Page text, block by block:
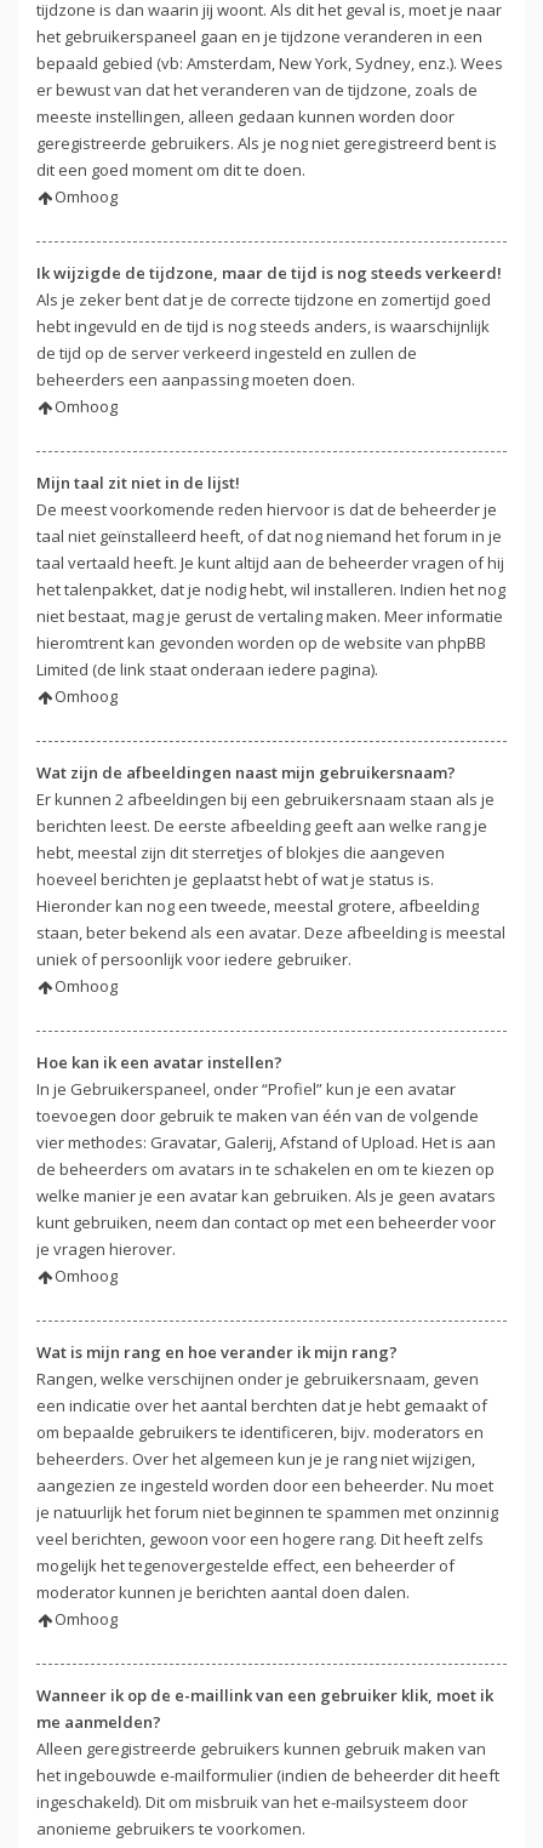
tijdzone is dan waarin jij woont. Als dit het geval is, moet je naar
het gebruikerspaneel gaan en je tijdzone veranderen in een
bepaald gebied (vb: Amsterdam, New York, Sydney, enz.). Wees
er bewust van dat het veranderen van de tijdzone, zoals de
meeste instellingen, alleen gedaan kunnen worden door
geregistreerde gebruikers. Als je nog niet geregistreerd bent is
dit een goed moment om dit te doen.
Omhoog
Ik wijzigde de tijdzone, maar de tijd is nog steeds verkeerd!
Als je zeker bent dat je de correcte tijdzone en zomertijd goed
hebt ingevuld en de tijd is nog steeds anders, is waarschijnlijk
de tijd op de server verkeerd ingesteld en zullen de
beheerders een aanpassing moeten doen.
Omhoog
Mijn taal zit niet in de lijst!
De meest voorkomende reden hiervoor is dat de beheerder je
taal niet geïnstalleerd heeft, of dat nog niemand het forum in je
taal vertaald heeft. Je kunt altijd aan de beheerder vragen of hij
het talenpakket, dat je nodig hebt, wil installeren. Indien het nog
niet bestaat, mag je gerust de vertaling maken. Meer informatie
hieromtrent kan gevonden worden op de website van phpBB
Limited (de link staat onderaan iedere pagina).
Omhoog
Wat zijn de afbeeldingen naast mijn gebruikersnaam?
Er kunnen 2 afbeeldingen bij een gebruikersnaam staan als je
berichten leest. De eerste afbeelding geeft aan welke rang je
hebt, meestal zijn dit sterretjes of blokjes die aangeven
hoeveel berichten je geplaatst hebt of wat je status is.
Hieronder kan nog een tweede, meestal grotere, afbeelding
staan, beter bekend als een avatar. Deze afbeelding is meestal
uniek of persoonlijk voor iedere gebruiker.
Omhoog
Hoe kan ik een avatar instellen?
In je Gebruikerspaneel, onder “Profiel” kun je een avatar
toevoegen door gebruik te maken van één van de volgende
vier methodes: Gravatar, Galerij, Afstand of Upload. Het is aan
de beheerders om avatars in te schakelen en om te kiezen op
welke manier je een avatar kan gebruiken. Als je geen avatars
kunt gebruiken, neem dan contact op met een beheerder voor
je vragen hierover.
Omhoog
Wat is mijn rang en hoe verander ik mijn rang?
Rangen, welke verschijnen onder je gebruikersnaam, geven
een indicatie over het aantal berchten dat je hebt gemaakt of
om bepaalde gebruikers te identificeren, bijv. moderators en
beheerders. Over het algemeen kun je je rang niet wijzigen,
aangezien ze ingesteld worden door een beheerder. Nu moet
je natuurlijk het forum niet beginnen te spammen met onzinnig
veel berichten, gewoon voor een hogere rang. Dit heeft zelfs
mogelijk het tegenovergestelde effect, een beheerder of
moderator kunnen je berichten aantal doen dalen.
Omhoog
Wanneer ik op de e-maillink van een gebruiker klik, moet ik
me aanmelden?
Alleen geregistreerde gebruikers kunnen gebruik maken van
het ingebouwde e-mailformulier (indien de beheerder dit heeft
ingeschakeld). Dit om misbruik van het e-mailsysteem door
anonieme gebruikers te voorkomen.